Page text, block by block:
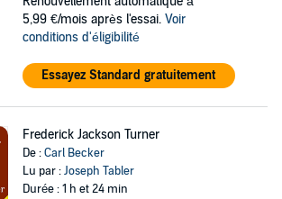
5,99 €/mois après l'essai. Voir
conditions d'éligibilité
Essayez Standard gratuitement
Frederick Jackson Turner
De :Carl Becker
Lu par :Joseph Tabler
Durée : 1 h et 24 min